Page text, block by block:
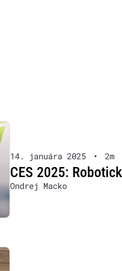
14. januára 2025 • 2m
CES 2025:
Ondrej Macko